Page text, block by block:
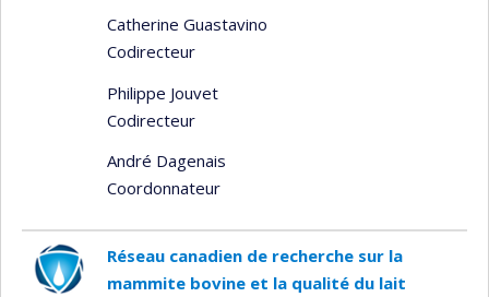
Catherine Guastavino
Codirecteur
Philippe Jouvet
Codirecteur
André Dagenais
Coordonnateur
Réseau canadien de recherche sur la
mammite bovine et la qualité du lait